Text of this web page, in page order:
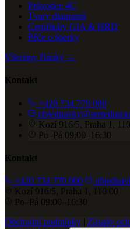
Průvodce 4C
Tvary diamantů
Certifikáty GIA & HRD
Péče o šperky
Všechny články →
Kontakt
+420 734 770 000
Kozí 916/5, Praha 1,
Po–Pá 09:00–16:30
Kontakt
+420 734 770 000
Kozí 916/5, Praha 1, 110 00
Po–Pá 09:00–16:30
Obchodní podmínky | Zásady